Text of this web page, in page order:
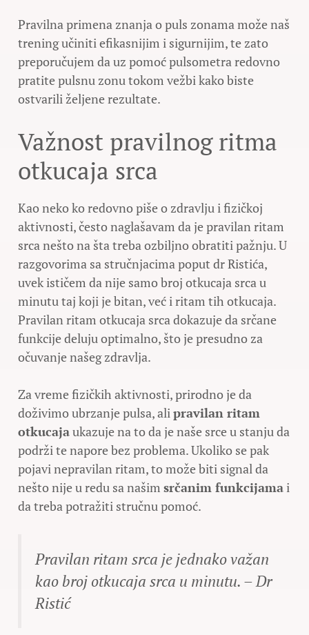
Pravilna primena znanja o puls zonama može naš
trening učiniti efikasnijim i sigurnijim, te zato
preporučujem da uz pomoć pulsometra redovno
pratite pulsnu zonu tokom vežbi kako biste
ostvarili željene rezultate.
Važnost pravilnog ritma
otkucaja srca
Kao neko ko redovno piše o zdravlju i fizičkoj
aktivnosti, često naglašavam da je pravilan ritam
srca nešto na šta treba ozbiljno obratiti pažnju. U
razgovorima sa stručnjacima poput dr Ristića,
uvek ističem da nije samo broj otkucaja srca u
minutu taj koji je bitan, već i ritam tih otkucaja.
Pravilan ritam otkucaja srca dokazuje da srčane
funkcije deluju optimalno, što je presudno za
očuvanje našeg zdravlja.
Za vreme fizičkih aktivnosti, prirodno je da
doživimo ubrzanje pulsa, alipravilan ritam
otkucajaukazuje na to da je naše srce u stanju da
podrži te napore bez problema. Ukoliko se pak
pojavi nepravilan ritam, to može biti signal da
nešto nije u redu sa našim srčanim funkcijamai
da treba potražiti stručnu pomoć.
Pravilan ritam srca je jednako važan
kao broj otkucaja srca u minutu. – Dr
Ristić